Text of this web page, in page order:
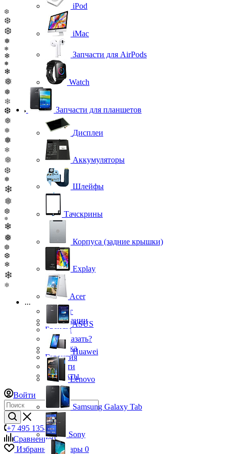
❆
❆
❆
❅
❄
❄
❅
❄
❅
❅
❄
❆
❅
❅
❅
❄
❅
❆
❅
❄
❅
❆
❅
❄
❅
❆
❆
❄
❄
❄
...
Каталог
О компании
Бренды
Как заказать?
Доставка
Гарантия
Новости
Контакты
Войти
+7 495 135-39-43
Сравнение0
Избранные товары 0
iPod
iMac
Запчасти для AirPods
Watch
Запчасти для планшетов
Дисплеи
Аккумуляторы
Шлейфы
Тачскрины
Корпуса (задние крышки)
Explay
Acer
ASUS
Huawei
Lenovo
Samsung Galaxy Tab
Sony